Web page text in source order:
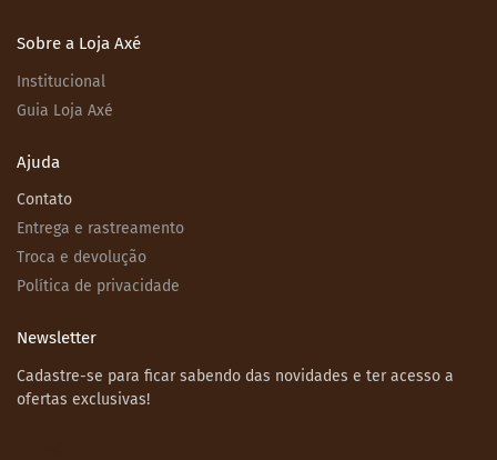
Sobre a Loja Axé
Institucional
Guia Loja Axé
Ajuda
Contato
Entrega e rastreamento
Troca e devolução
Política de privacidade
Newsletter
Cadastre-se para ficar sabendo das novidades e ter acesso a
ofertas exclusivas!